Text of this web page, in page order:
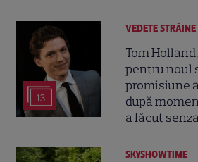
13
VEDETE STRĂINE
Tom
pentru noul
promisiune
după
a făcut
SKYSHOWTIME